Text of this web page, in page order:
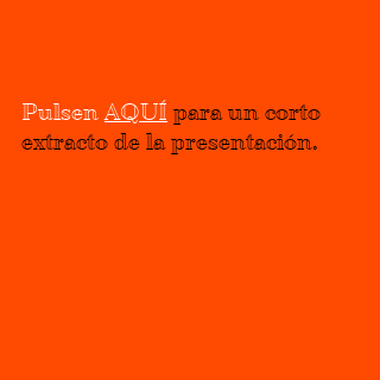
Pulsen AQUÍ para un corto
extracto de la presentación.